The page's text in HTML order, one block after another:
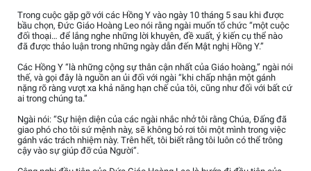
Trong cuộc gặp gỡ với các Hồng Y vào ngày 10 tháng 5 sau khi được
bầu chọn, Đức Giáo Hoàng Leo nói rằng ngài muốn tổ chức “một cuộc
đối thoại… để lắng nghe những lời khuyên, đề xuất, ý kiến cụ thể nào
đã được thảo luận trong những ngày dẫn đến Mật nghị Hồng Y.”
Các Hồng Y “là những cộng sự thân cận nhất của Giáo hoàng,” ngài nói
thế, và gọi đây là nguồn an ủi đối với ngài “khi chấp nhận một gánh
nặng rõ ràng vượt xa khả năng hạn chế của tôi, cũng như đối với bất cứ
ai trong chúng ta.”
Ngài nói: “Sự hiện diện của các ngài nhắc nhở tôi rằng Chúa, Đấng đã
giao phó cho tôi sứ mệnh này, sẽ không bỏ rơi tôi một mình trong việc
gánh vác trách nhiệm này. Trên hết, tôi biết rằng tôi luôn có thể trông
cậy vào sự giúp đỡ của Người”.